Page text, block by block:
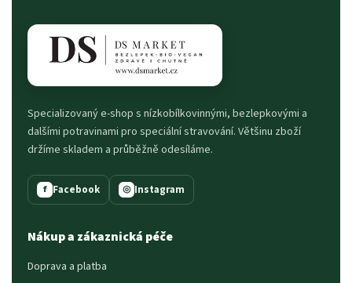
Specializovaný e-shop s nízkobílkovinnými, bezlepkovými a
dalšími potravinami pro speciální stravování. Většinu zboží
držíme skladem a průběžně odesíláme.
f Facebook ◎ Instagram
Nákup a zákaznická péče
Doprava a platba